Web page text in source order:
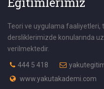
Teori ve uygulama faaliyetleri,
dersliklerimizde konularında
verilmektedir.
444 5 418
www.yakutakademi.com